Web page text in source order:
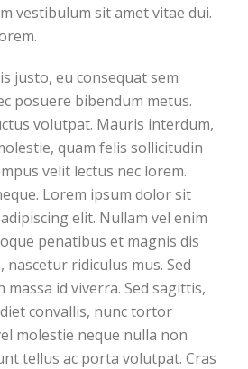
vestibulum sit amet vitae dui.
justo, eu consequat sem
posuere bibendum metus.
volutpat. Mauris interdum,
quam felis sollicitudin
velit lectus nec lorem.
Lorem ipsum dolor sit
elit. Nullam vel enim
penatibus et magnis dis
ridiculus mus. Sed
massa id viverra. Sed sagittis,
convallis, nunc tortor
molestie neque nulla non
tellus ac porta volutpat. Cras